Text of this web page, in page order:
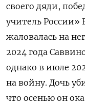
своего дяди,
учитель России»
жаловалась на
2024 года
однако в июле
на войну. Дочь
что осенью он